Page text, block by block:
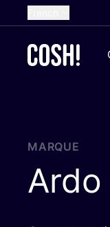
Dutch
Croatian
MARQUE